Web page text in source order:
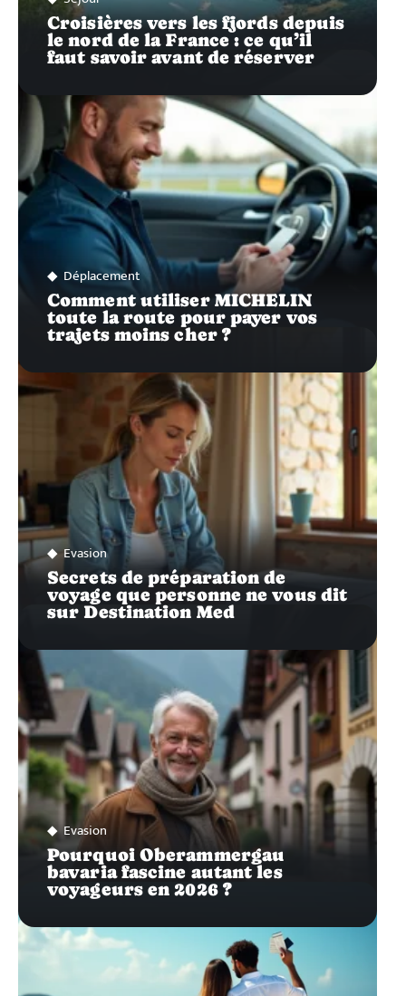
Croisières vers les fjords depuis
le nord de la France : ce qu’il
faut savoir avant de réserver
Déplacement
Comment utiliser MICHELIN
toute la route pour payer vos
trajets moins cher ?
Evasion
Secrets de préparation de
voyage que personne ne vous dit
sur Destination Med
Evasion
Pourquoi Oberammergau
bavaria fascine autant les
voyageurs en 2026 ?